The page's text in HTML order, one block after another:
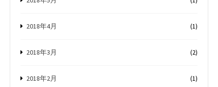
2018年4月 (1)
2018年3月 (2)
2018年2月 (1)